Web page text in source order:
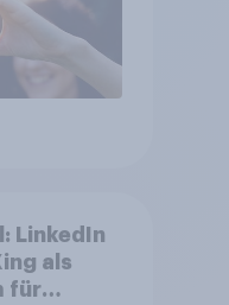
LinkedIn
als
für